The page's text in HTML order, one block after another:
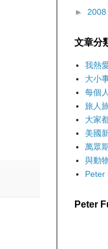
► 2008
文章分
我熱
大小
每個
旅人
大家
美國
萬眾
與動
Peter
Peter